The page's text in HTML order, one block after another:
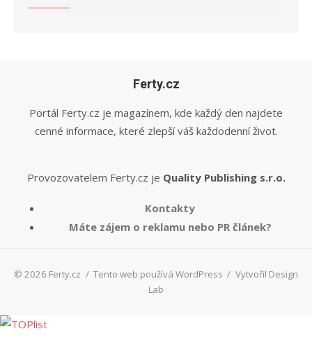
Ferty.cz
Portál Ferty.cz je magazínem, kde každý den najdete
cenné informace, které zlepší váš každodenní život.
Provozovatelem Ferty.cz je Quality Publishing s.r.o.
Kontakty
Máte zájem o reklamu nebo PR článek?
© 2026 Ferty.cz / Tento web používá WordPress / Vytvořil Design
Lab